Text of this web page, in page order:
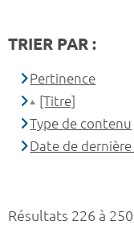
Résultats 226 à
TRIER PAR :
Pertinence
[Titre]
Type de contenu
Date de